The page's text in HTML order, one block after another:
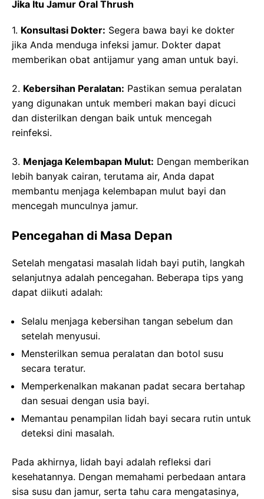
Jika Itu Jamur Oral Thrush
1. Konsultasi Dokter: Segera bawa bayi ke dokter
jika Anda menduga infeksi jamur. Dokter dapat
memberikan obat antijamur yang aman untuk bayi.
2. Kebersihan Peralatan: Pastikan semua peralatan
yang digunakan untuk memberi makan bayi dicuci
dan disterilkan dengan baik untuk mencegah
reinfeksi.
3. Menjaga Kelembapan Mulut: Dengan memberikan
lebih banyak cairan, terutama air, Anda dapat
membantu menjaga kelembapan mulut bayi dan
mencegah munculnya jamur.
Pencegahan di Masa Depan
Setelah mengatasi masalah lidah bayi putih, langkah
selanjutnya adalah pencegahan. Beberapa tips yang
dapat diikuti adalah:
Selalu menjaga kebersihan tangan sebelum dan
setelah menyusui.
Mensterilkan semua peralatan dan botol susu
secara teratur.
Memperkenalkan makanan padat secara bertahap
dan sesuai dengan usia bayi.
Memantau penampilan lidah bayi secara rutin untuk
deteksi dini masalah.
Pada akhirnya, lidah bayi adalah refleksi dari
kesehatannya. Dengan memahami perbedaan antara
sisa susu dan jamur, serta tahu cara mengatasinya,